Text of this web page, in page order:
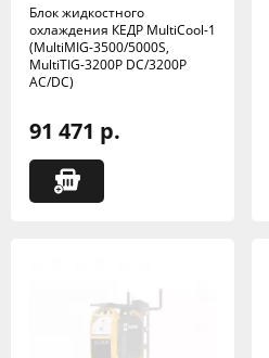
Блок жидкостного
охлаждения КЕДР MultiCool-1
(MultiMIG-3500/5000S,
MultiTIG-3200P DC/3200P
AC/DC)
91 471 р.